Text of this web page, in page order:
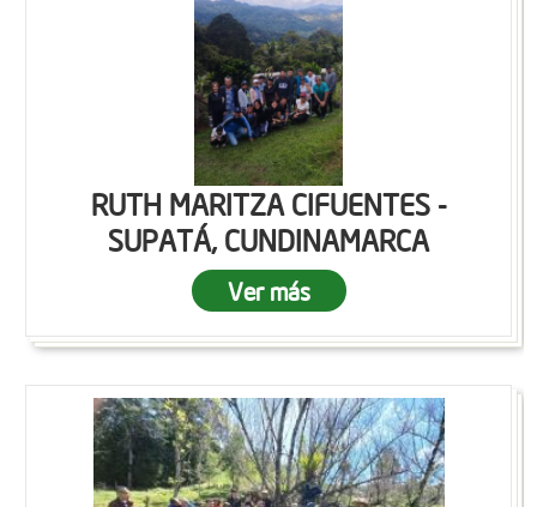
RUTH MARITZA CIFUENTES -
SUPATÁ, CUNDINAMARCA
Ver más